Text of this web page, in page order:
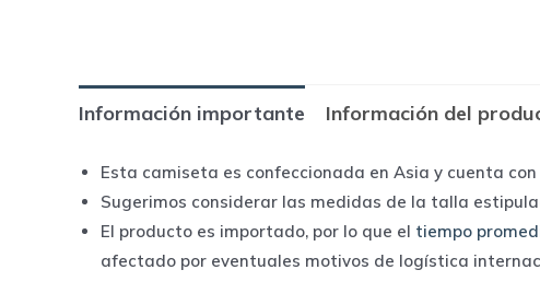
Información importante Información del
Esta camiseta es confeccionada en Asia y cuenta
Sugerimos considerar las medidas de la talla
El producto es importado, por lo que el tiempo
afectado por eventuales motivos de logística